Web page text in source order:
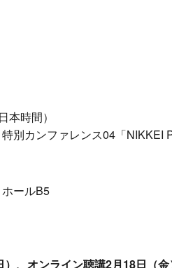
時間）
カンファレンス04「NIKKEI
ールB5
、オンライン聴講2月18日（